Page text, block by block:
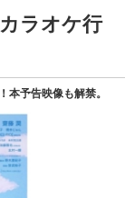
ラオケ行
本予告映像も解禁。